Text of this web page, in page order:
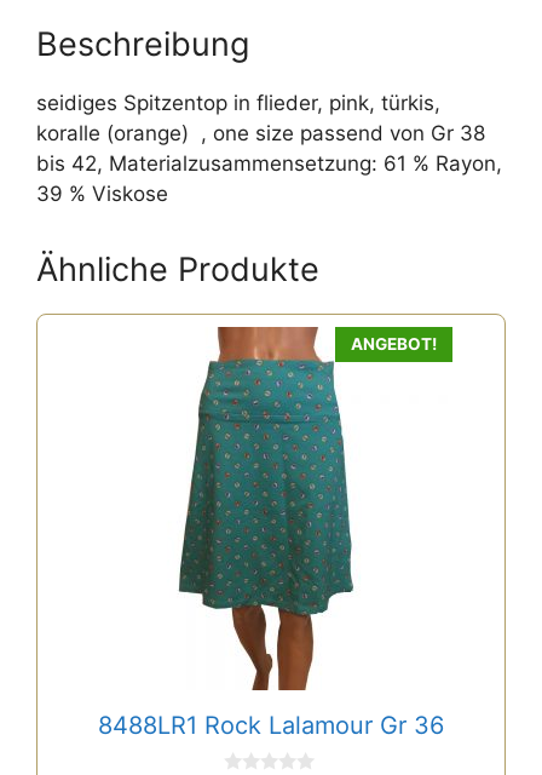
Beschreibung
seidiges Spitzentop in flieder, pink, türkis,
koralle (orange) , one size passend von Gr 38
bis 42, Materialzusammensetzung: 61 % Rayon,
39 % Viskose
Ähnliche Produkte
ANGEBOT!
8488LR1 Rock Lalamour Gr 36